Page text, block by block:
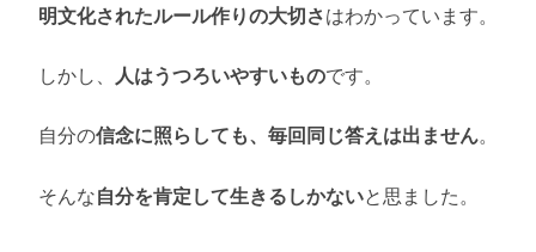
明文化されたルール作りの大切さはわかっています。
しかし、 人はうつろいやすいものです。
自分の信念に照らしても、毎回同じ答えは出ません。
そんな自分を肯定して生きるしかないと思ました。